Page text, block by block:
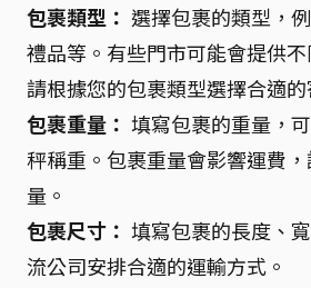
包裹類型： 選擇包裹的類型，
禮品等。有些門市可能會提供不
請根據您的包裹類型選擇合適的
包裹重量： 填寫包裹的重量，
秤稱重。包裹重量會影響運費
量。
包裹尺寸： 填寫包裹的長度、
流公司安排合適的運輸方式。